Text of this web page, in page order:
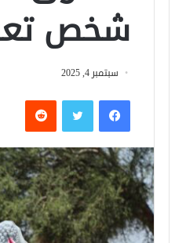
شخص
سبتمبر 4, 2025
فيسبوكتويتر